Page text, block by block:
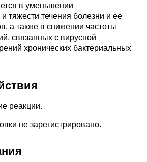
в уменьшении
тяжести течения болезни и ее
а также в снижении частоты
связанных с вирусной
хронических бактериальных
реакции.
не зарегистрировано.